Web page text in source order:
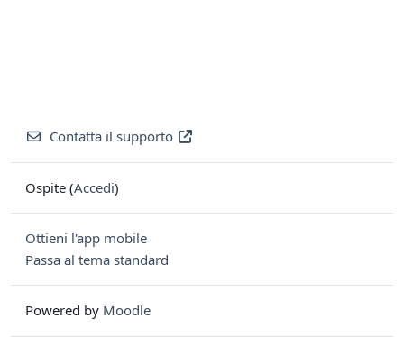
Contatta il supporto
Ospite (Accedi)
Ottieni l'app mobile
Passa al tema standard
Powered by Moodle